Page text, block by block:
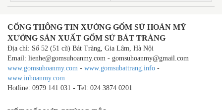
CỔNG THÔNG TIN XƯỞNG GỐM SỨ HOÀN MỸ
XƯỞNG SẢN XUẤT GỐM SỨ BÁT TRÀNG
Địa chỉ: Số 52 (51 cũ) Bát Tràng, Gia Lâm, Hà Nội
Email: lienhe@gomsuhoanmy.com - gomsuhoanmy@gmail.com
www.gomsuhoanmy.com - www.gomsubattrang.info -
www.inhoanmy.com
Hotline: 0979 141 031 - Tel: 024 3874 0201